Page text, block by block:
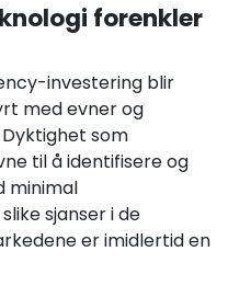
forenkler
investering blir
med evner og
som
til å identifisere og
minimal
sjanser i de
er imidlertid en